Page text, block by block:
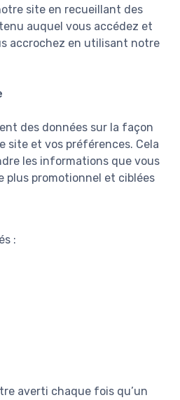
site en recueillant des
auquel vous accédez et
accrochez en utilisant notre
des données sur la façon
site et vos préférences. Cela
les informations que vous
plus promotionnel et ciblées
:
averti chaque fois qu’un